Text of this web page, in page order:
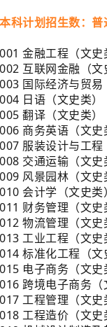
本科计划招生数：
001 金融工程（文史
002 互联网金融（文
003 国际经济与贸
004 日语（文史类）
005 翻译（文史类）
006 商务英语（文史
007 服装设计与工
008 交通运输（文史
009 风景园林（文史
010 会计学（文史类
011 财务管理（文史
012 物流管理（文史
013 工业工程（文史
014 标准化工程（文
015 电子商务（文史
016 跨境电子商务（
017 工程管理（文史
018 工程造价（文史